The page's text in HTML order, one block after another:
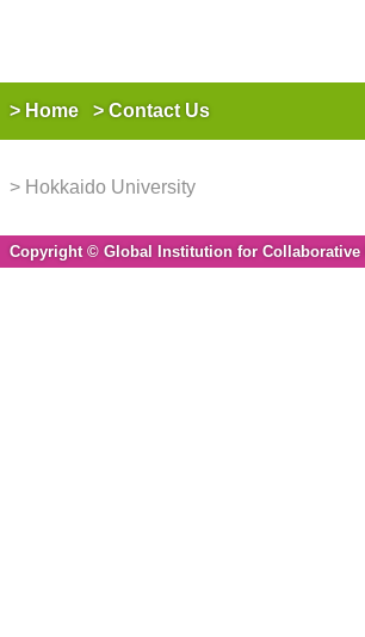
Home Contact Us
Hokkaido University
Copyright © Global Institution for Collaborative